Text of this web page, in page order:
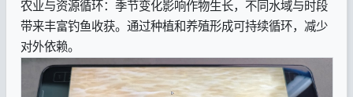
农业与资源循环：季节变化影响作物生长，不同水域与时段
带来丰富钓鱼收获。通过种植和养殖形成可持续循环，减少
对外依赖。